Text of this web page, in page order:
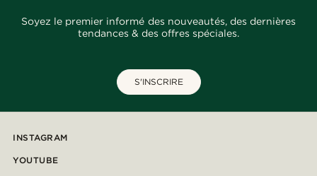
Soyez le premier informé des nouveautés, des dernières
tendances & des offres spéciales.
S'INSCRIRE
INSTAGRAM
YOUTUBE